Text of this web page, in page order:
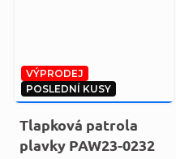
VÝPRODEJ
POSLEDNÍ KUSY
Tlapková patrola
plavky PAW23-0232